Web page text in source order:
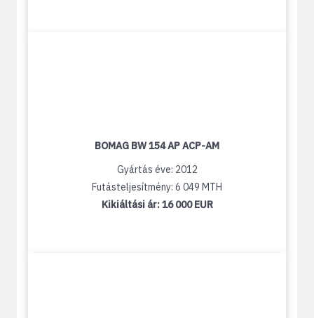
BOMAG BW 154 AP ACP-AM
Gyártás éve: 2012
Futásteljesítmény: 6 049 MTH
Kikiáltási ár:16 000 EUR